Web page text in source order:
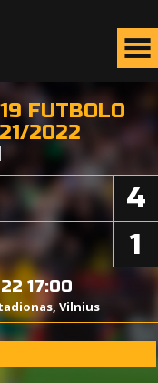
FUTBOLO
2022
4
1
17:00
Vilnius